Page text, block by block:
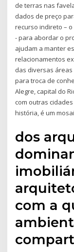
de terras nas
dados de preço
recurso indireto –
- para abordar o
ajudam a manter
relacionamentos
das diversas
para troca de
Alegre, capital do
com outras
história, é um
dos
com a